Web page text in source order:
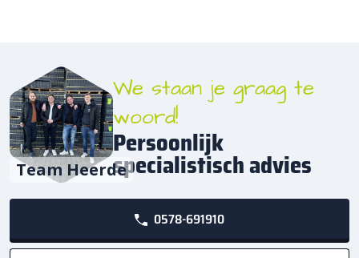
Team Heerde
We staan je graag te
woord!
Persoonlijk
specialistisch advies
0578-691910